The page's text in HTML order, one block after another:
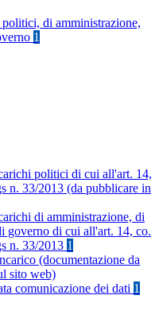
di amministrazione,
1
politici di cui all'art. 14,
n. 33/2013 (da pubblicare in
di amministrazione, di
governo di cui all'art. 14, co.
n. 33/2013 1
(documentazione da
sito web)
comunicazione dei dati 1